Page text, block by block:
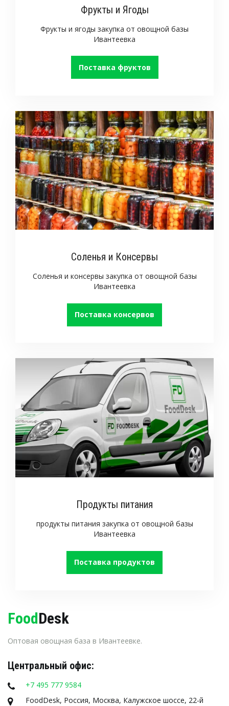
Фрукты и Ягоды
Фрукты и ягоды закупка от овощной базы
Ивантеевка
Поставка фруктов
Соленья и Консервы
Соленья и консервы закупка от овощной базы
Ивантеевка
Поставка консервов
Продукты питания
продукты питания закупка от овощной базы
Ивантеевка
Поставка продуктов
FoodDesk
Оптовая овощная база в Ивантеевке.
Центральный офис:
+7 495 777 9584
FoodDesk, Россия, Москва, Калужское шоссе, 22-й